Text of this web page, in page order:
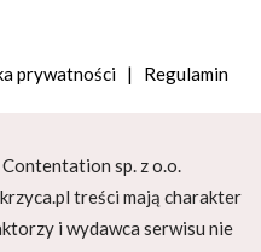
prywatności | Regulamin
sp. z o.o.
treści mają charakter
i wydawca serwisu nie